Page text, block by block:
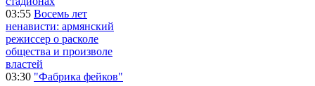
03:55 Восемь лет
ненависти: армянский
режиссер о расколе
общества и произволе
властей
03:30 "Фабрика фейков"